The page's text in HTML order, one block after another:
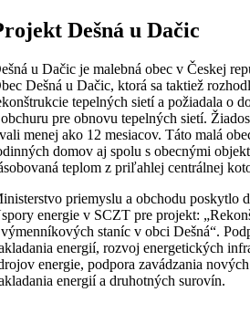
Dešná u Dačic
u Dačic je malebná obec v Českej
Dešná u Dačic, ktorá sa taktiež
tepelných sietí a požiadala o
pre obnovu tepelných sietí.
menej ako 12 mesiacov. Táto malá
domov aj spolu s obecnými
teplom z priľahlej centrálnej
priemyslu a obchodu poskytlo
energie v SCZT pre projekt:
staníc v obci Dešná“.
energií, rozvoj energetických
energie, podpora zavádzania
energií a druhotných surovín.